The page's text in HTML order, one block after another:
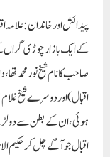
پیدائش اور خاندان :
کے ایک بازار چوڑی
صاحب کا نام شیخ نور محمد تھا
ہوئی ، ان کے بطن سے دو لڑکے
اقبال جو آگے چل کر حکیم